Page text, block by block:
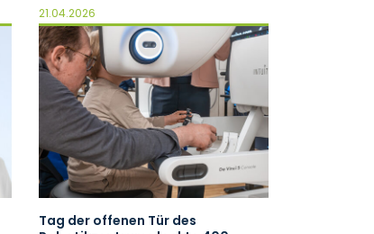
21.04.2026
Tag der offenen Tür des